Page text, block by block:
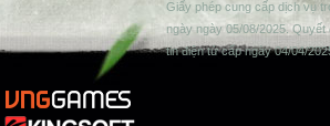
Giấy phép cung cấp dịch vụ
ngày ngày 05/08/2025.
tin điện tử cấp ngày 04/04/